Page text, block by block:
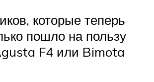
которые теперь
пошло на пользу
F4 или Bimota